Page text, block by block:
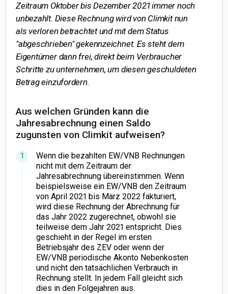
Zeitraum Oktober bis Dezember 2021 immer noch
unbezahlt. Diese Rechnung wird von Climkit nun
als verloren betrachtet und mit dem Status
"abgeschrieben" gekennzeichnet. Es steht dem
Eigentümer dann frei, direkt beim Verbraucher
Schritte zu unternehmen, um diesen geschuldeten
Betrag einzufordern.
Aus welchen Gründen kann die
Jahresabrechnung einen Saldo
zugunsten von Climkit aufweisen?
Wenn die bezahlten EW/VNB Rechnungen
nicht mit dem Zeitraum der
Jahresabrechnung übereinstimmen. Wenn
beispielsweise ein EW/VNB den Zeitraum
von April 2021 bis März 2022 fakturiert,
wird diese Rechnung der Abrechnung für
das Jahr 2022 zugerechnet, obwohl sie
teilweise dem Jahr 2021 entspricht. Dies
geschieht in der Regel im ersten
Betriebsjahr des ZEV oder wenn der
EW/VNB periodische Akonto Nebenkosten
und nicht den tatsächlichen Verbrauch in
Rechnung stellt. In jedem Fall gleicht sich
dies in den Folgejahren aus.